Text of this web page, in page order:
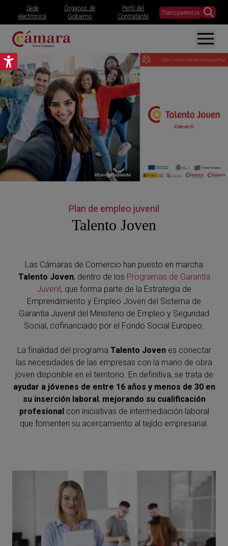
Abrir barra de herramientas
Sede
electrónica
Órganos de
Gobierno
Perfil del
Contratante
Transparencia
Plan de empleo juvenil
Talento Joven
Las Cámaras de Comercio han puesto en marcha
Talento Joven, dentro de los Programas de Garantía
Juvenil, que forma parte de la Estrategia de
Emprendimiento y Empleo Joven del Sistema de
Garantía Juvenil del Ministerio de Empleo y Seguridad
Social, cofinanciado por el Fondo Social Europeo.
La finalidad del programa Talento Jovenes conectar
las necesidades de las empresas con la mano de obra
joven disponible en el territorio. En definitiva, se trata de
ayudar a jóvenes de entre 16 años y menos de 30 en
su inserción laboral, mejorando su cualificación
profesionalcon iniciativas de intermediación laboral
que fomenten su acercamiento al tejido empresarial.